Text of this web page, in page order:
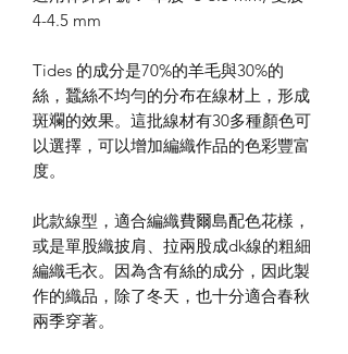
4-4.5 mm
Tides 的成分是70%的羊毛與30%的
絲，蠶絲不均勻的分布在線材上，形成
斑斕的效果。這批線材有30多種顏色可
以選擇，可以增加編織作品的色彩豐富
度。
此款線型，適合編織費爾島配色花樣，
或是單股織披肩、拉兩股成dk線的粗細
編織毛衣。因為含有絲的成分，因此製
作的織品，除了冬天，也十分適合春秋
兩季穿著。